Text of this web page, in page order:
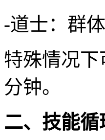
-道士：群
特殊情况
分钟。
二、技能